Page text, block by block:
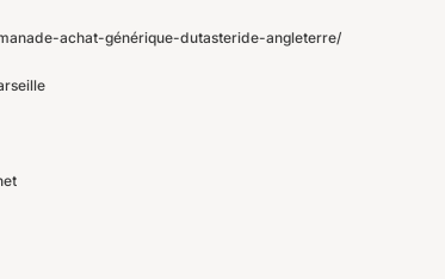
achat-générique-dutasteride-angleterre/